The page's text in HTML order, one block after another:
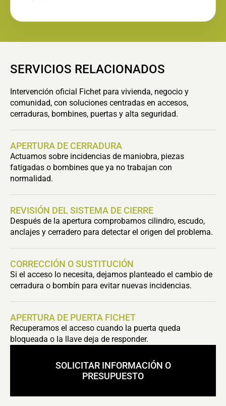
SERVICIOS RELACIONADOS
Intervención oficial Fichet para vivienda, negocio y
comunidad, con soluciones centradas en accesos,
cerraduras, bombines, puertas y alta seguridad.
APERTURA DE CERRADURA
Actuamos sobre incidencias de maniobra, piezas
fatigadas o bombines que ya no trabajan con
normalidad.
REVISIÓN DEL SISTEMA DE CIERRE
Después de la apertura comprobamos cilindro, escudo,
anclajes y cerradero para detectar el origen del problema.
CORRECCIÓN O SUSTITUCIÓN
Si el acceso lo necesita, dejamos planteado el cambio de
cerradura o bombín para evitar nuevas incidencias.
APERTURA DE PUERTA FICHET
Recuperamos el acceso cuando la puerta queda
bloqueada o la llave deja de responder.
SOLICITAR INFORMACIÓN O
PRESUPUESTO